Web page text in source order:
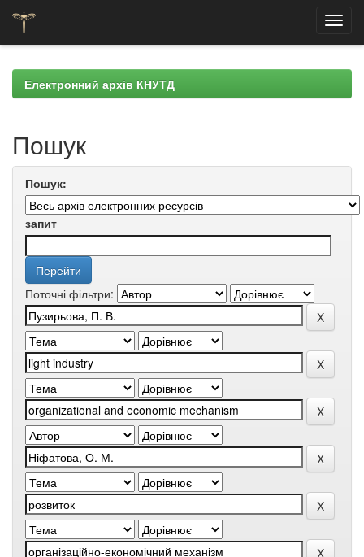
navigationЕлектронний архів КНУТД
Пошук
Пошук:
запит
Поточні фільтри: